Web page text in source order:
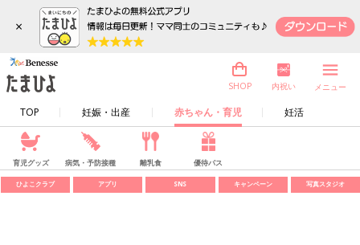
×
TOP 妊娠・出産 赤ちゃん・育児 妊活
SHOP 内祝い メニュー
育児グッズ 病気・予防接種 離乳食 優待パス
ひよこクラブ アプリ SNS キャンペーン 写真スタジオ